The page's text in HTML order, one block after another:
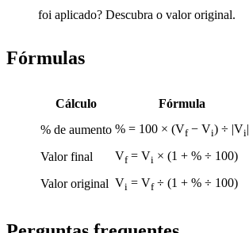
foi aplicado? Descubra o valor original.
Fórmulas
Cálculo
Fórmula
% de aumento % = 100 × (Vf− Vi) ÷ |Vi|
Valor final Vf= Vi × (1 + % ÷ 100)
Valor original Vi = Vf÷ (1 + % ÷ 100)